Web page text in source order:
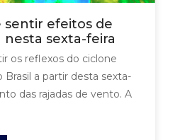
sentir efeitos de
sexta-feira
os reflexos do ciclone
a partir desta sexta-
das rajadas de vento. A